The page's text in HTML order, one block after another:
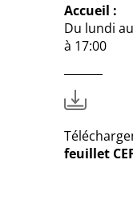
Accueil :
Du lundi
à 17:00
feuillet